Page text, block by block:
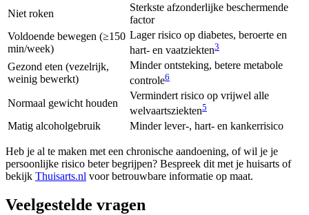
Niet roken
Sterkste afzonderlijke beschermende
factor
Voldoende bewegen (≥150
min/week)
Lager risico op diabetes, beroerte en
hart- en vaatziekten3
Gezond eten (vezelrijk,
weinig bewerkt)
Minder ontsteking, betere metabole
controle6
Normaal gewicht houden
Vermindert risico op vrijwel alle
welvaartsziekten5
Matig alcoholgebruik Minder lever-, hart- en kankerrisico
Heb je al te maken met een chronische aandoening, of wil je je
persoonlijke risico beter begrijpen? Bespreek dit met je huisarts of
bekijk Thuisarts.nl voor betrouwbare informatie op maat.
Veelgestelde vragen